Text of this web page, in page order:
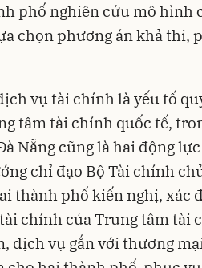
phố nghiên cứu mô hình
chọn phương án khả thi,
vụ tài chính là yếu tố
tâm tài chính quốc tế,
Nẵng cũng là hai động
chỉ đạo Bộ Tài chính
thành phố kiến nghị, xác
chính của Trung tâm tài
dịch vụ gắn với thương